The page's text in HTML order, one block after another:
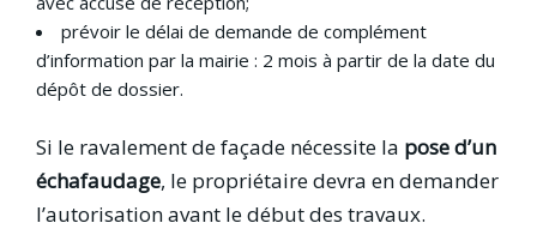
prévoir le délai de demande de complément
d’information par la mairie : 2 mois à partir de la date du
dépôt de dossier.
Si le ravalement de façade nécessite la pose d’un
échafaudage, le propriétaire devra en demander
l’autorisation avant le début des travaux.